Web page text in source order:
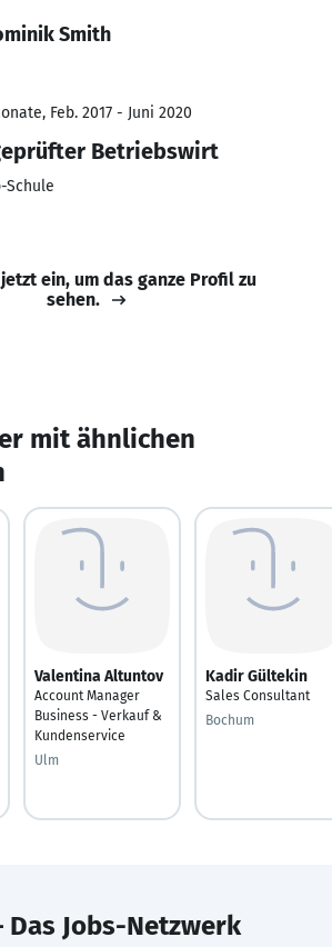
Smith
Feb. 2017 - Juni 2020
Betriebswirt
Schule
ein, um das ganze Profil zu
sehen.
mit ähnlichen
Valentina Altuntov
Account Manager
Business - Verkauf &
Kundenservice
Ulm
Kadir Gültekin
Sales Consultant
Bochum
Das Jobs-Netzwerk